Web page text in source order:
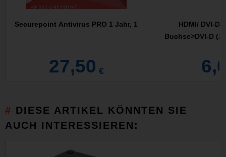
Securepoint Antivirus PRO 1 Jahr, 1
27,50 €
HDMI/ DVI-D
Buchse>DVI-D
DIESE ARTIKEL KÖNNTEN SIE
AUCH INTERESSIEREN: